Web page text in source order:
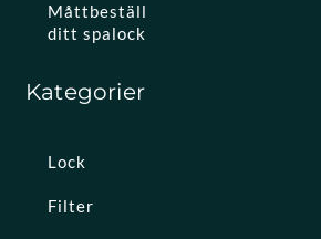
Måttbeställ
ditt spalock
Kategorier
Lock
Filter